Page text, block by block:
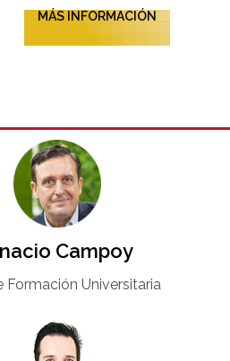
MÁS INFORMACIÓN
Campoy​
Formación Universitaria​